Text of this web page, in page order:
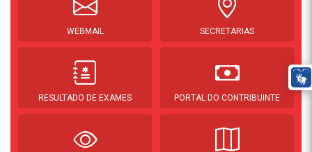
WEBMAIL SECRETARIAS
RESULTADO DE EXAMES PORTAL DO CONTRIBUINTE